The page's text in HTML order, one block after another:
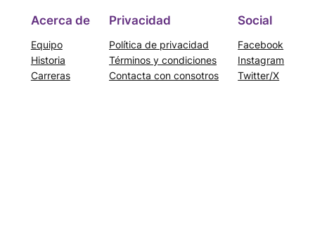
Acerca de
Equipo
Historia
Carreras
Privacidad
Política de privacidad
Términos y condiciones
Contacta con consotros
Social
Facebook
Instagram
Twitter/X